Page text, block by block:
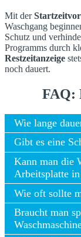
Mit der
Waschgang
Schutz und
Programms durch
Restzeitanzeige
noch dauert.
FAQ:
Wie lange
Gibt es eine
Kann man die
Arbeitsplatte
Wie oft sollte
Braucht man